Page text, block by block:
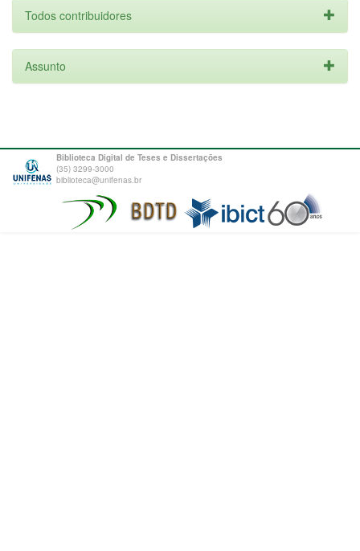
Todos contribuidores
Assunto
Biblioteca Digital de Teses e Dissertações
(35) 3299-3000
biblioteca@unifenas.br